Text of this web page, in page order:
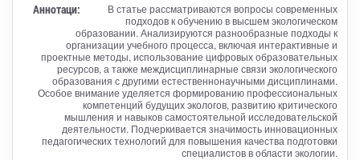
Аннотаци:
В статье рассматриваются вопросы современных
подходов к обучению в высшем экологическом
образовании. Анализируются разнообразные подходы к
организации учебного процесса, включая интерактивные и
проектные методы, использование цифровых образовательных
ресурсов, а также междисциплинарные связи экологического
образования с другими естественнонаучными дисциплинами.
Особое внимание уделяется формированию профессиональных
компетенций будущих экологов, развитию критического
мышления и навыков самостоятельной исследовательской
деятельности. Подчеркивается значимость инновационных
педагогических технологий для повышения качества подготовки
специалистов в области экологии.